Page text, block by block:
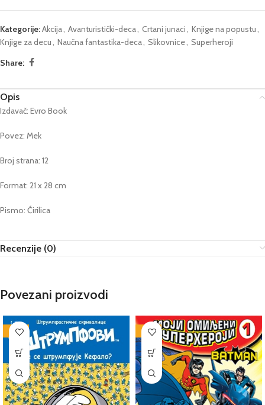
Kategorije:Akcija, Avanturistički-deca, Crtani junaci, Knjige na popustu,
Knjige za decu, Naučna fantastika-deca, Slikovnice, Superheroji
Share:
Opis
Izdavač: Evro Book
Povez: Mek
Broj strana: 12
Format: 21 x 28 cm
Pismo: Ćirilica
Recenzije (0)
Povezani proizvodi
-25% -25%